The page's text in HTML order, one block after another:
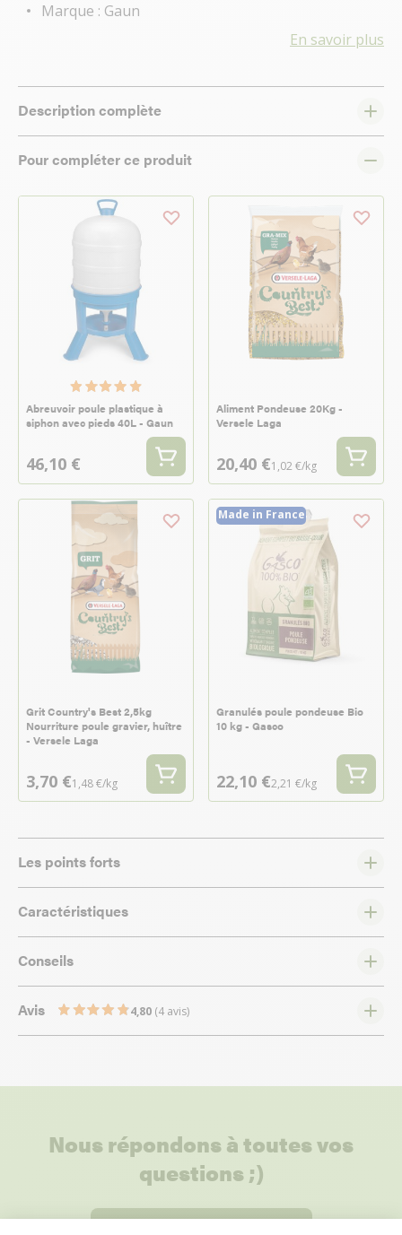
Marque : Gaun
En savoir plus
Description complète
Pour compléter ce produit
Abreuvoir poule plastique à
siphon avec pieds 40L - Gaun
46,10 €
Aliment Pondeuse 20Kg -
Versele Laga
20,40 €1,02 €/kg
Grit Country's Best 2,5kg
Nourriture poule gravier, huître
- Versele Laga
3,70 €1,48 €/kg
Made in France
Granulés poule pondeuse Bio
10 kg - Gasco
22,10 €2,21 €/kg
Les points forts
Caractéristiques
Conseils
Avis 4,80 (4 avis)
Nous répondons à toutes vos
questions ;)